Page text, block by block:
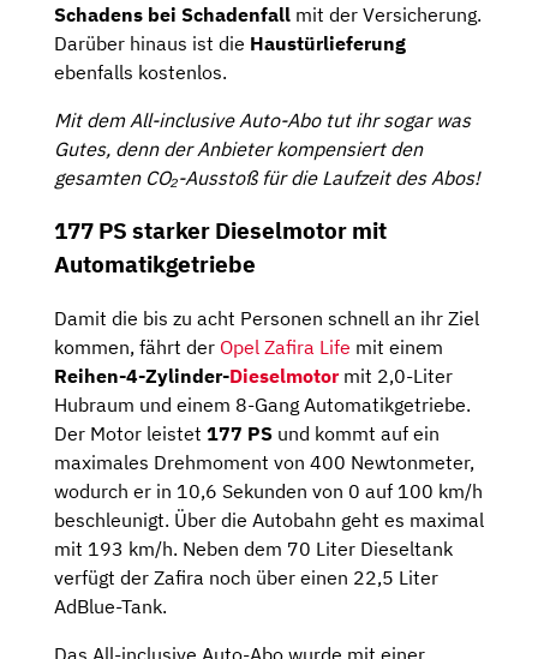
Schadens bei Schadenfall mit der Versicherung.
Darüber hinaus ist die Haustürlieferung
ebenfalls kostenlos.
Mit dem All-inclusive Auto-Abo tut ihr sogar was
Gutes, denn der Anbieter kompensiert den
gesamten CO₂-Ausstoß für die Laufzeit des Abos!
177 PS starker Dieselmotor mit
Automatikgetriebe
Damit die bis zu acht Personen schnell an ihr Ziel
kommen, fährt der Opel Zafira Life mit einem
Reihen-4-Zylinder-Dieselmotormit 2,0-Liter
Hubraum und einem 8-Gang Automatikgetriebe.
Der Motor leistet 177 PS und kommt auf ein
maximales Drehmoment von 400 Newtonmeter,
wodurch er in 10,6 Sekunden von 0 auf 100 km/h
beschleunigt. Über die Autobahn geht es maximal
mit 193 km/h. Neben dem 70 Liter Dieseltank
verfügt der Zafira noch über einen 22,5 Liter
AdBlue-Tank.
Das All-inclusive Auto-Abo wurde mit einer